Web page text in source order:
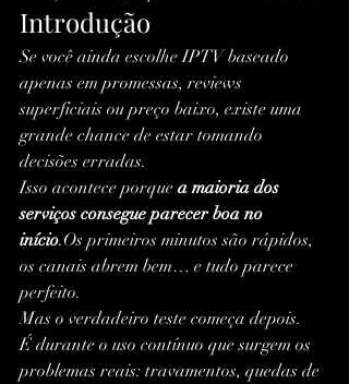
Introdução
Se você ainda escolhe IPTV baseado
apenas em promessas, reviews
superficiais ou preço baixo, existe uma
grande chance de estar tomando
decisões erradas.
Isso acontece porque a maioria dos
serviços consegue parecer boa no
início.Os primeiros minutos são rápidos,
os canais abrem bem… e tudo parece
perfeito.
Mas o verdadeiro teste começa depois.
É durante o uso contínuo que surgem os
problemas reais: travamentos, quedas de